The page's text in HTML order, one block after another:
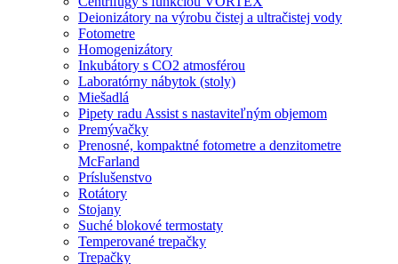
Deionizátory na výrobu čistej a ultračistej vody
Fotometre
Homogenizátory
Inkubátory s CO2 atmosférou
Laboratórny nábytok (stoly)
Miešadlá
Pipety radu Assist s nastaviteľným objemom
Premývačky
Prenosné, kompaktné fotometre a denzitometre
McFarland
Príslušenstvo
Rotátory
Stojany
Suché blokové termostaty
Temperované trepačky
Trepačky